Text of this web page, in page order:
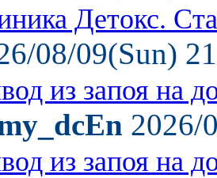
Детокс.
08/09(Sun)
из запоя на
2026/
из запоя на